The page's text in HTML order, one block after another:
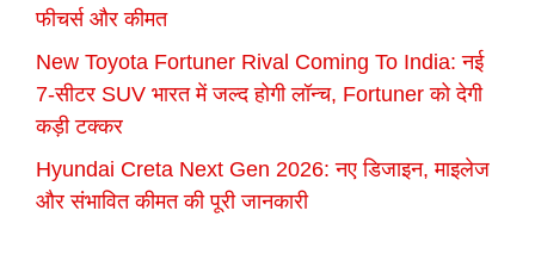
फीचर्स और कीमत
New Toyota Fortuner Rival Coming To India: नई
7-सीटर SUV भारत में जल्द होगी लॉन्च, Fortuner को देगी
कड़ी टक्कर
Hyundai Creta Next Gen 2026: नए डिजाइन, माइलेज
और संभावित कीमत की पूरी जानकारी